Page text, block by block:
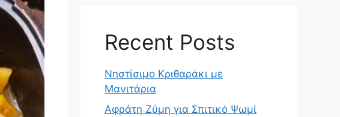
Recent Posts
Νηστίσιμο Κριθαράκι με
Μανιτάρια
Αφράτη Ζύμη για Σπιτικό Ψωμί